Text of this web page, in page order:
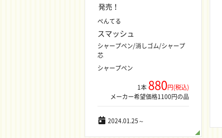
発売！
ぺんてる
スマッシュ
シャープペン/消しゴム/シャープ
芯
シャープペン
1本 880円(税込)
メーカー希望価格1100円の品
2024.01.25～